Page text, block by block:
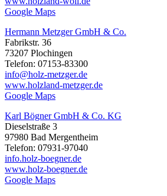
Google Maps
Hermann Metzger GmbH & Co.
Fabrikstr. 36
73207 Plochingen
Telefon: 07153-83300
info@holz-metzger.de
www.holzland-metzger.de
Google Maps
Karl Bögner GmbH & Co. KG
Dieselstraße 3
97980 Bad Mergentheim
Telefon: 07931-97040
info.holz-boegner.de
www.holz-boegner.de
Google Maps